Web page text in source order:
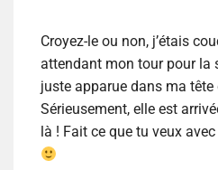
Croyez-le ou non, j’étais
attendant mon tour pour la
juste apparue dans ma
Sérieusement, elle est
là ! Fait ce que tu veux